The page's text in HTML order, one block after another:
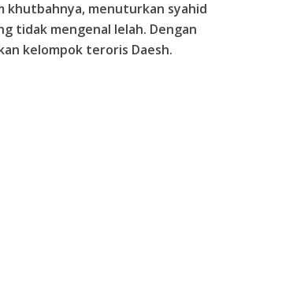
khutbahnya, menuturkan syahid
tidak mengenal lelah. Dengan
kelompok teroris Daesh.